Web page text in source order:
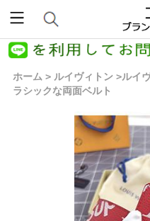
ホーム > ルイヴィトン >ルイ
ラシックな両面ベルト